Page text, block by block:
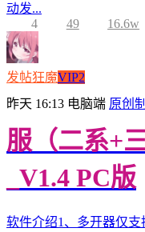
动发...
4
49 16.6w
发帖狂魔VIP2
昨天 16:13 电脑端 原创
服（二系+
_V1.4 PC版
软件介绍1、多开器仅